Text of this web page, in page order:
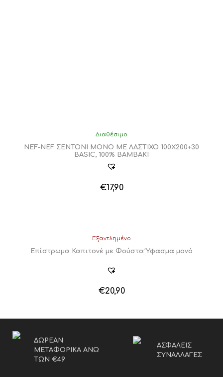
Διαθέσιμο
NEF-NEF ΣΕΝΤΟΝΙ ΜΟΝΟ ΜΕ ΛΑΣΤΙΧΟ 100Χ200+30
BASIC, 100% BAMBAKI
€17,90
πολλαπλές
Οι
μπορούν
επιλεγούν
του
Εξαντλημένο
Επίστρωμα Καπιτονέ με Φούστα Ύφασμα μονό
€20,90
ΔΩΡΕΑΝ
ΜΕΤΑΦΟΡΙΚΑ ΑΝΩ
ΤΩΝ €49
ΑΣΦΑΛΕΙΣ
ΣΥΝΑΛΛΑΓΕΣ